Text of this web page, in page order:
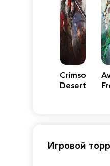
Crimson
Desert
Игровой